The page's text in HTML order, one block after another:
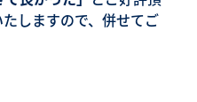
しますので、併せてご